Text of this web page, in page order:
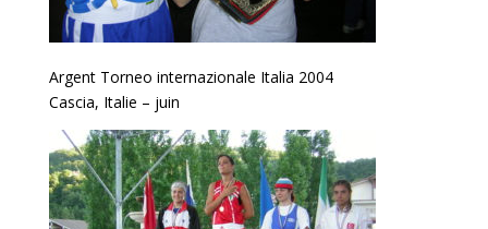
Argent Torneo internazionale Italia 2004
Cascia, Italie – juin